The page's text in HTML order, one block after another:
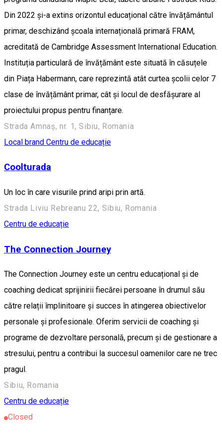
Din 2022 și-a extins orizontul educațional către învățământul
primar, deschizând școala internațională primară FRAM,
acreditată de Cambridge Assessment International Education.
Instituția particulară de învățământ este situată în căsuțele
din Piața Habermann, care reprezintă atât curtea școlii celor 7
clase de învățământ primar, cât și locul de desfășurare al
proiectului propus pentru finanțare.
Strada Amnaș, nr. 1, Sibiu, Romania
Local brand Centru de educație
Coolturada
Un loc în care visurile prind aripi prin artă.
Strada Liviu Rebreanu 22, Sibiu, Romania
Centru de educație
The Connection Journey
The Connection Journey este un centru educațional și de
coaching dedicat sprijinirii fiecărei persoane în drumul său
către relații împlinitoare și succes în atingerea obiectivelor
personale și profesionale. Oferim servicii de coaching și
programe de dezvoltare personală, precum și de gestionare a
stresului, pentru a contribui la succesul oamenilor care ne trec
pragul.
Sibiu, Romania
Centru de educație
Closed